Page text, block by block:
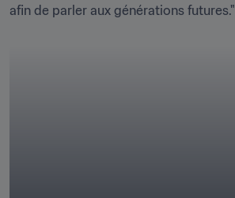
afin de parler aux générations futures."